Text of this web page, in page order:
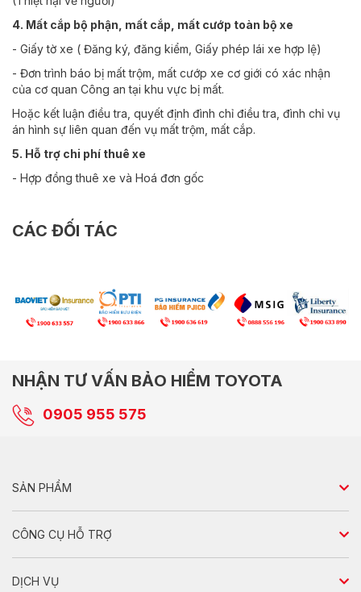
4. Mất cắp bộ phận, mất cắp, mất cướp toàn bộ xe
- Giấy tờ xe ( Đăng ký, đăng kiểm, Giấy phép lái xe hợp lệ)
- Đơn trình báo bị mất trộm, mất cướp xe cơ giới có xác nhận
của cơ quan Công an tại khu vực bị mất.
Hoặc kết luận điều tra, quyết định đình chỉ điều tra, đình chỉ vụ
án hình sự liên quan đến vụ mất trộm, mất cắp.
5. Hỗ trợ chi phí thuê xe
- Hợp đồng thuê xe và Hoá đơn gốc
CÁC ĐỐI TÁC
NHẬN TƯ VẤN BẢO HIỂM TOYOTA
0905 955 575
SẢN PHẨM
Sedan
Hatchback
CÔNG CỤ HỖ TRỢ
So sánh xe
DỊCH VỤ